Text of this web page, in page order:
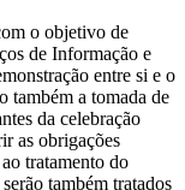
o objetivo de
de Informação e
entre si e o
também a tomada de
da celebração
as obrigações
tratamento do
também tratados